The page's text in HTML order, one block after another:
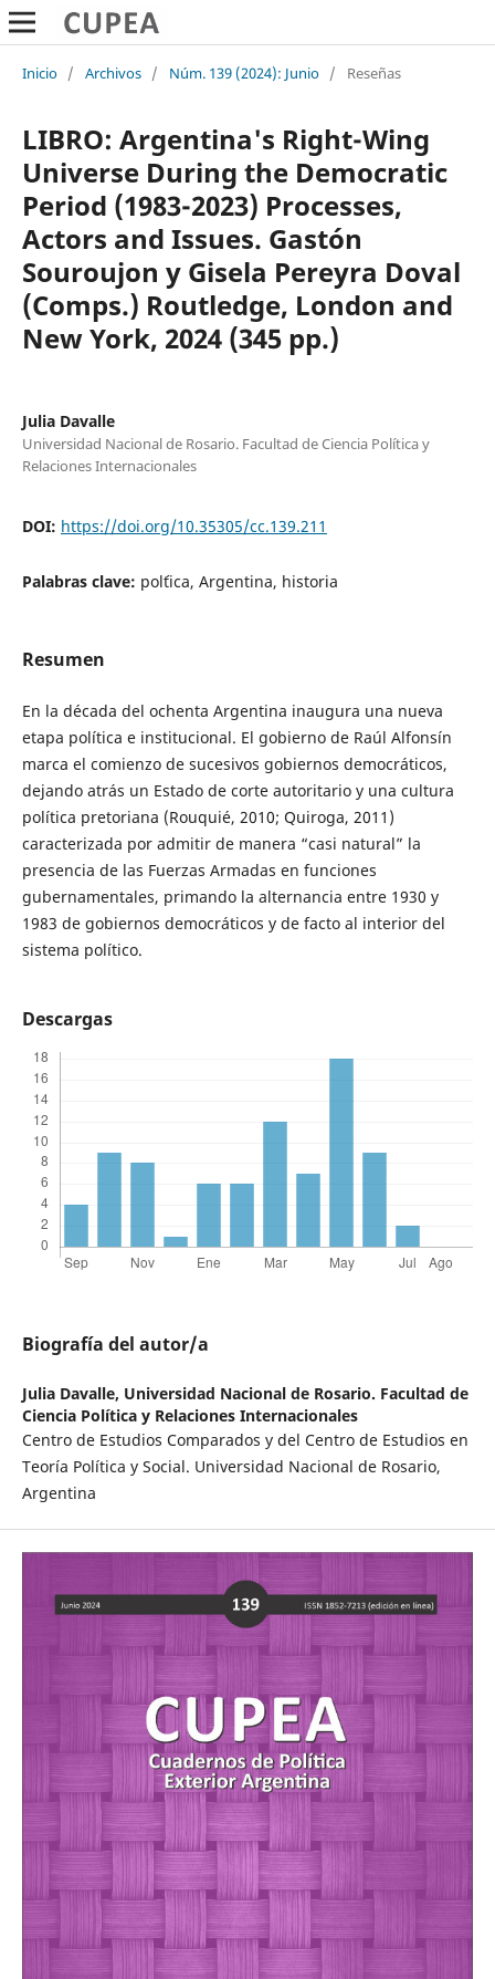
Inicio / Archivos / Núm. 139 (2024): Junio / Reseñas
LIBRO: Argentina's Right-Wing
Universe During the Democratic
Period (1983-2023) Processes,
Actors and Issues. Gastón
Souroujon y Gisela Pereyra Doval
(Comps.) Routledge, London and
New York, 2024 (345 pp.)
Julia Davalle
Universidad Nacional de Rosario. Facultad de Ciencia Política y
Relaciones Internacionales
DOI: https://doi.org/10.35305/cc.139.211
Palabras clave: pol´tica, Argentina, historia
Resumen
En la década del ochenta Argentina inaugura una nueva
etapa política e institucional. El gobierno de Raúl Alfonsín
marca el comienzo de sucesivos gobiernos democráticos,
dejando atrás un Estado de corte autoritario y una cultura
política pretoriana (Rouquié, 2010; Quiroga, 2011)
caracterizada por admitir de manera “casi natural” la
presencia de las Fuerzas Armadas en funciones
gubernamentales, primando la alternancia entre 1930 y
1983 de gobiernos democráticos y de facto al interior del
sistema político.
Descargas
Biografía del autor/a
Julia Davalle, Universidad Nacional de Rosario. Facultad de
Ciencia Política y Relaciones Internacionales
Centro de Estudios Comparados y del Centro de Estudios en
Teoría Política y Social. Universidad Nacional de Rosario,
Argentina